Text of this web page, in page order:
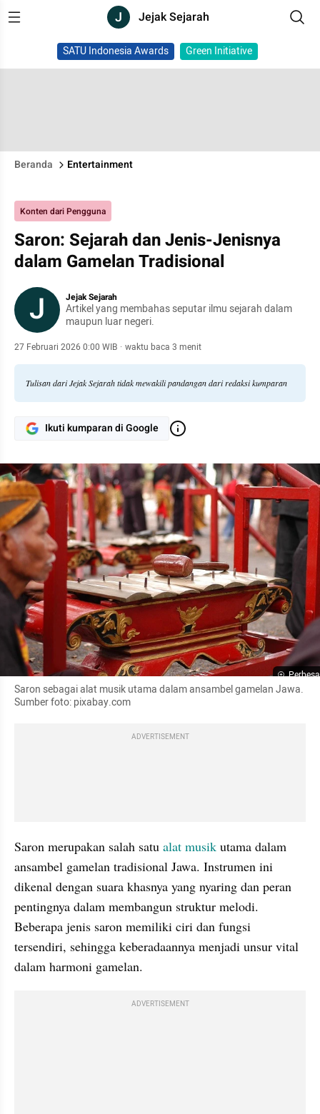
J Jejak Sejarah
SATU Indonesia Awards Green Initiative
Beranda Entertainment
Konten dari Pengguna
Saron: Sejarah dan Jenis-Jenisnya
dalam Gamelan Tradisional
J Jejak Sejarah
Artikel yang membahas seputar ilmu sejarah dalam
maupun luar negeri.
27 Februari 2026 0:00 WIB · waktu baca 3 menit
Tulisan dari Jejak Sejarah tidak mewakili pandangan dari redaksi kumparan
Ikuti kumparan di Google
Saron sebagai alat musik utama dalam ansambel gamelan Jawa.
Sumber foto: pixabay.com
ADVERTISEMENT
Saron merupakan salah satu alat musik utama dalam
ansambel gamelan tradisional Jawa. Instrumen ini
dikenal dengan suara khasnya yang nyaring dan peran
pentingnya dalam membangun struktur melodi.
Beberapa jenis saron memiliki ciri dan fungsi
tersendiri, sehingga keberadaannya menjadi unsur vital
dalam harmoni gamelan.
ADVERTISEMENT